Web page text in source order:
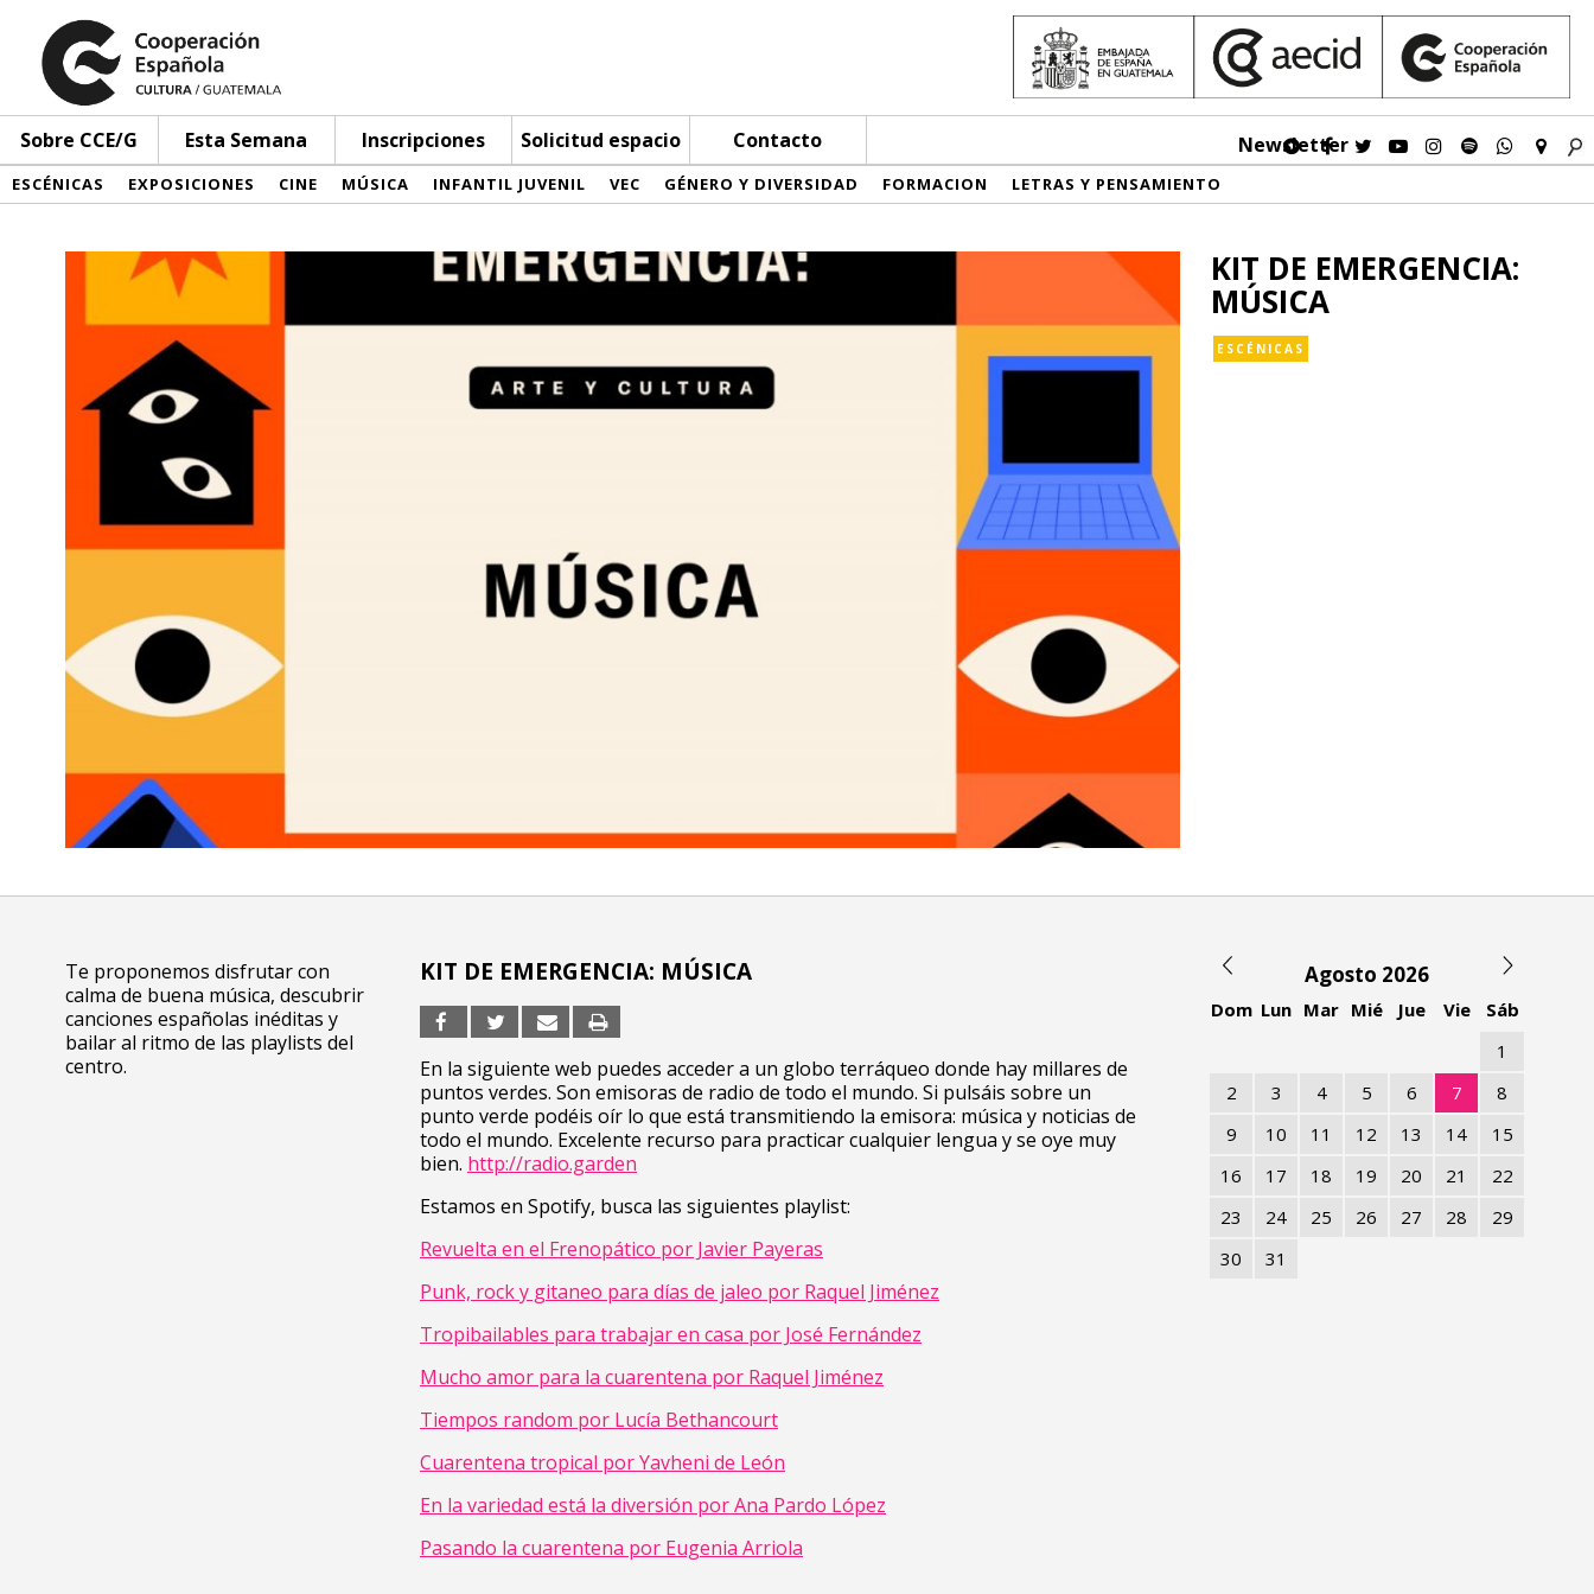
Sobre CCE/G Esta Semana Inscripciones Solicitud espacio Contacto Newsletter
ESCÉNICAS EXPOSICIONES CINE MÚSICA INFANTIL JUVENIL VEC GÉNERO Y DIVERSIDAD FORMACION LETRAS Y PENSAMIENTO
KIT DE EMERGENCIA:
MÚSICA
ESCÉNICAS
Te proponemos disfrutar con
calma de buena música, descubrir
canciones españolas inéditas y
bailar al ritmo de las playlists del
centro.
KIT DE EMERGENCIA: MÚSICA
En la siguiente web puedes acceder a un globo terráqueo donde hay millares de
puntos verdes. Son emisoras de radio de todo el mundo. Si pulsáis sobre un
punto verde podéis oír lo que está transmitiendo la emisora: música y noticias de
todo el mundo. Excelente recurso para practicar cualquier lengua y se oye muy
bien. http://radio.garden
Estamos en Spotify, busca las siguientes playlist:
Revuelta en el Frenopático por Javier Payeras
Punk, rock y gitaneo para días de jaleo por Raquel Jiménez
Tropibailables para trabajar en casa por José Fernández
Mucho amor para la cuarentena por Raquel Jiménez
Tiempos random por Lucía Bethancourt
Cuarentena tropical por Yavheni de León
En la variedad está la diversión por Ana Pardo López
Pasando la cuarentena por Eugenia Arriola
Agosto 2026
Dom Lun Mar Mié Jue Vie
Sáb
1
2
3 4 5 6 7
8
9
10 11 12 13 14
15
16
17 18 19 20 21
22
23
24 25 26 27 28
29
30
31